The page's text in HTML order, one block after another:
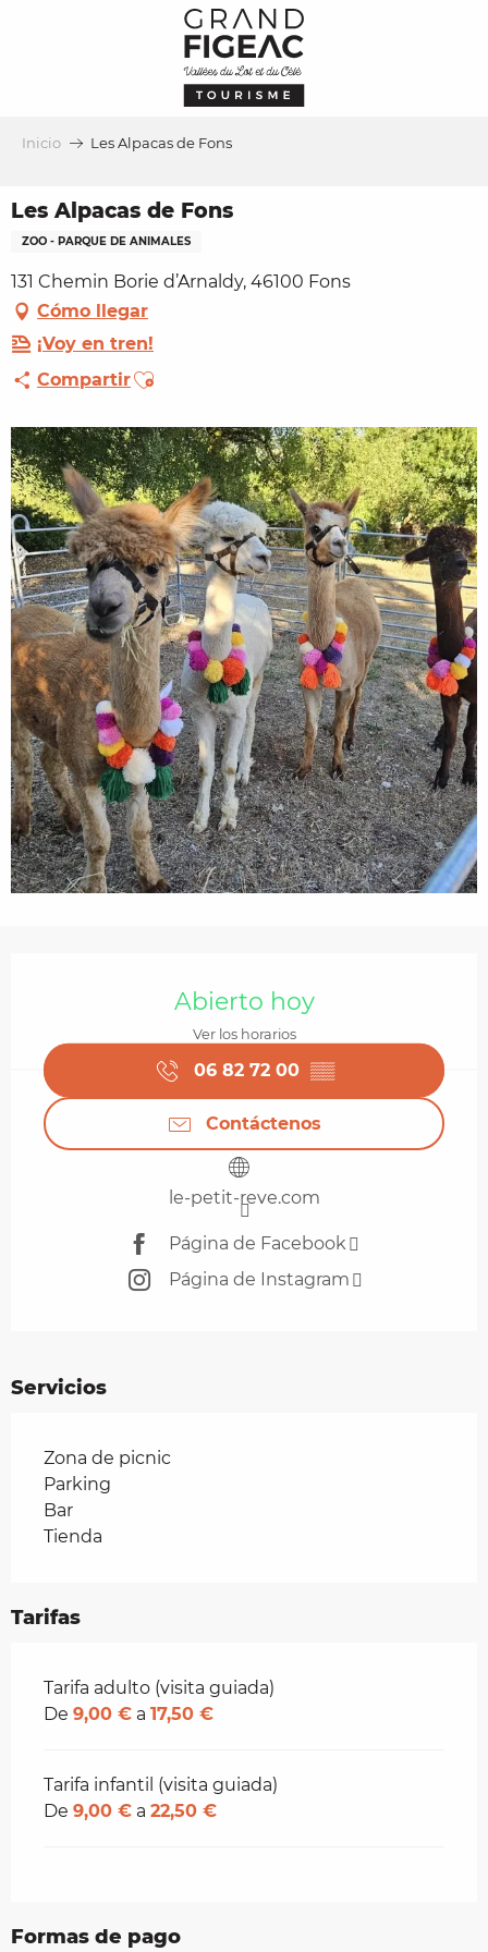
Inicio Les Alpacas de Fons
Les Alpacas de Fons
ZOO - PARQUE DE ANIMALES
131 Chemin Borie d’Arnaldy, 46100 Fons
Cómo llegar
¡Voy en tren!
CompartirAjouter aux favoris
Abierto hoy
Ver los horarios
06 82 72 00 ▒▒
Contáctenos
le-petit-reve.com
Página de Facebook
Página de Instagram
Servicios
Zona de picnic
Parking
Bar
Tienda
Tarifas
Tarifas 2026
Tarifa adulto (visita guiada)
De 9,00 € a 17,50 €
Tarifa infantil (visita guiada)
De 9,00 € a 22,50 €
Formas de pago